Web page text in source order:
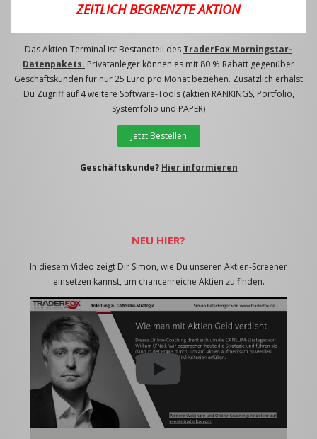
ZEITLICH BEGRENZTE AKTION
Das Aktien-Terminal ist Bestandteil des TraderFox Morningstar-
Datenpakets. Privatanleger können es mit 80 % Rabatt gegenüber
Geschäftskunden für nur 25 Euro pro Monat beziehen. Zusätzlich erhälst
Du Zugriff auf 4 weitere Software-Tools (aktien RANKINGS, Portfolio,
Systemfolio und PAPER)
Jetzt Bestellen
Geschäftskunde? Hier informieren
NEU HIER?
In diesem Video zeigt Dir Simon, wie Du unseren Aktien-Screener
einsetzen kannst, um chancenreiche Aktien zu finden.